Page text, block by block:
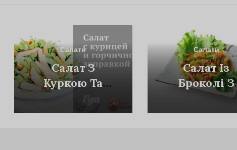
Салати
Салат З
Куркою Та
Гірчичною
Заправкою
Салати
Салат Із
Броколі З
Беконом Та
Солодким